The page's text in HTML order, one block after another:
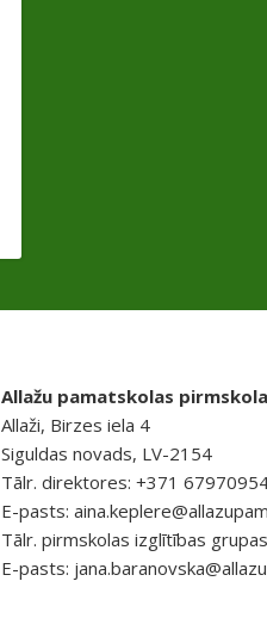
Allažu pamatskolas
Allaži, Birzes iela 4
Siguldas novads, LV-2154
Tālr. direktores: +371
E-pasts:
Tālr. pirmskolas izglītības
E-pasts: